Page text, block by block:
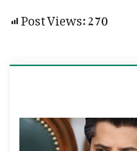
Post Views:270